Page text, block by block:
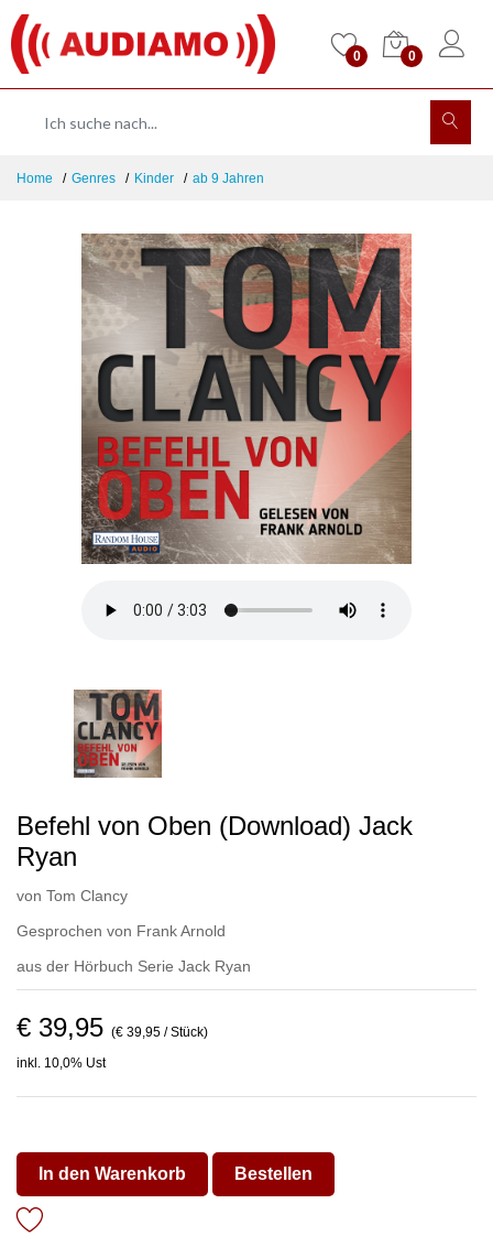
0 0
Home Genres Kinder ab 9 Jahren
Befehl von Oben (Download) Jack
Ryan
von Tom Clancy
Gesprochen von Frank Arnold
aus der Hörbuch Serie Jack Ryan
€ 39,95 (€ 39,95 / Stück)
inkl. 10,0% Ust
In den Warenkorb Bestellen